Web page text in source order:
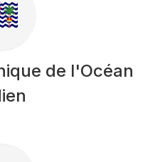
de l'Océan